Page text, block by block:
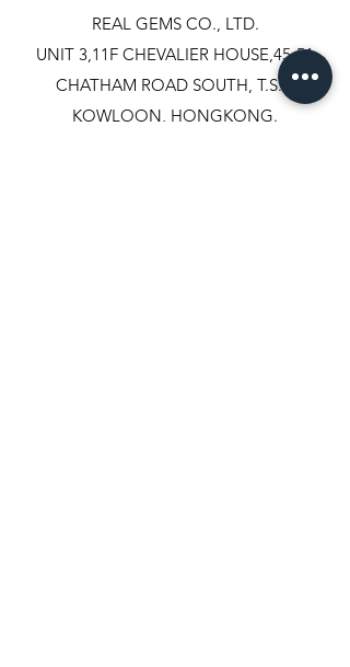
REAL GEMS CO., LTD.
UNIT 3,11F CHEVALIER HOUSE,45-51
CHATHAM ROAD SOUTH, T.S.T.
KOWLOON, HONGKONG.